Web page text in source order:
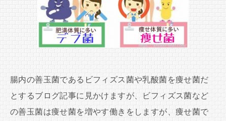
腸内の善玉菌であるビフィズス菌や乳酸菌を痩せ菌だ
とするブログ記事に見かけますが、ビフィズス菌など
の善玉菌は痩せ菌を増やす働きをしますが、痩せ菌で